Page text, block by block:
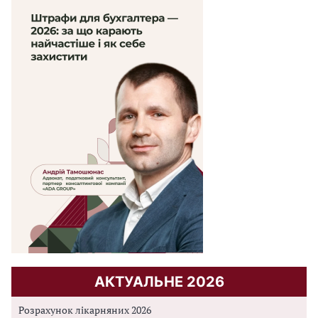
АКТУАЛЬНЕ 2026
Розрахунок лікарняних 2026